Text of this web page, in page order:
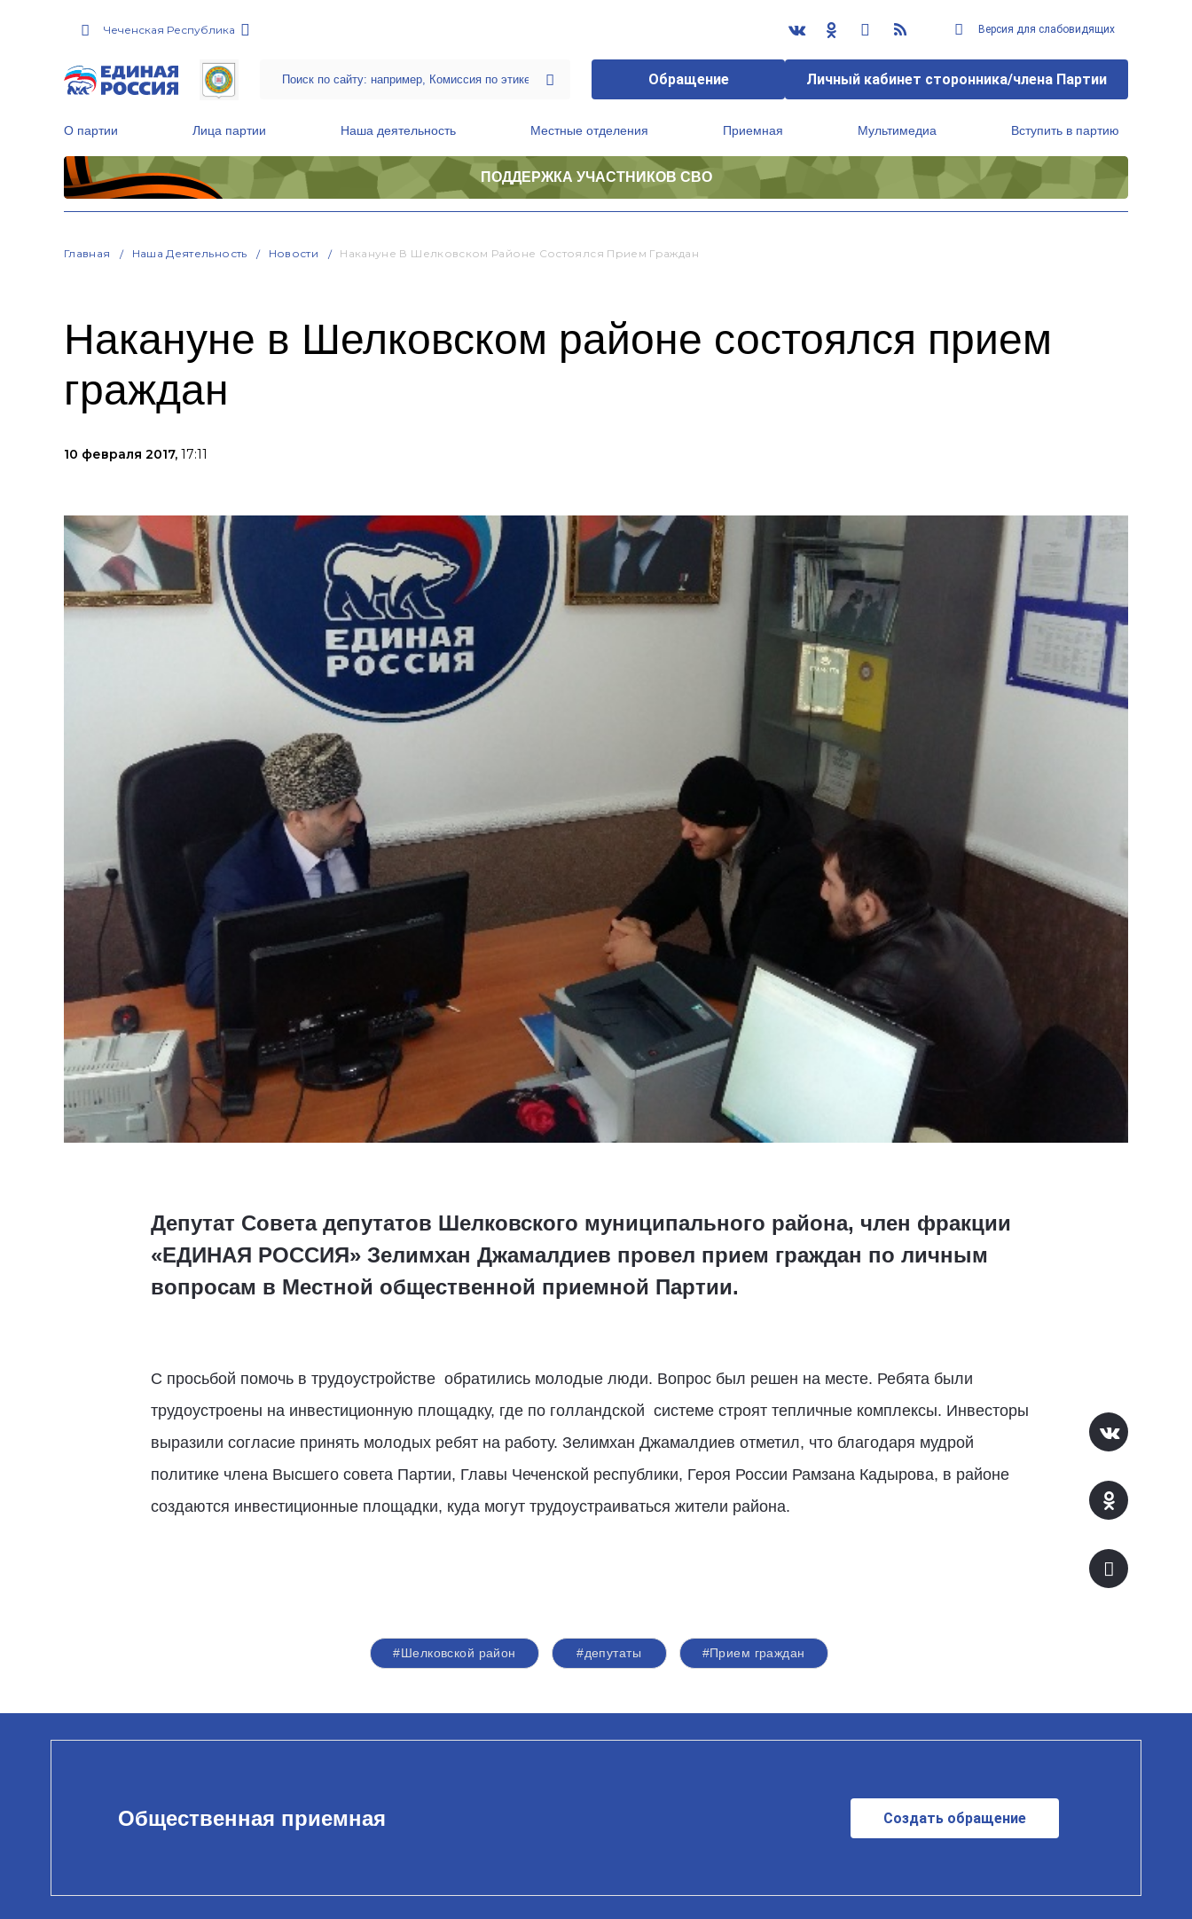
Чеченская Республика Версия для слабовидящих
Обращение Личный кабинет сторонника/члена Партии
О партии Лица партии Наша деятельность Местные отделения Приемная Мультимедиа Вступить в партию
ПОДДЕРЖКА УЧАСТНИКОВ СВО
Главная Наша Деятельность Новости Накануне В Шелковском Районе Состоялся Прием Граждан
Накануне в Шелковском районе состоялся прием
граждан
10 февраля 2017, 17:11
Депутат Совета депутатов Шелковского муниципального района, член фракции
«ЕДИНАЯ РОССИЯ» Зелимхан Джамалдиев провел прием граждан по личным
вопросам в Местной общественной приемной Партии.
С просьбой помочь в трудоустройстве обратились молодые люди. Вопрос был решен на месте. Ребята были
трудоустроены на инвестиционную площадку, где по голландской системе строят тепличные комплексы. Инвесторы
выразили согласие принять молодых ребят на работу. Зелимхан Джамалдиев отметил, что благодаря мудрой
политике члена Высшего совета Партии, Главы Чеченской республики, Героя России Рамзана Кадырова, в районе
создаются инвестиционные площадки, куда могут трудоустраиваться жители района.
#Шелковской район #депутаты #Прием граждан
Общественная приемная Создать обращение